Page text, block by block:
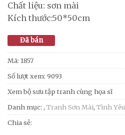
Chất liệu: sơn mài
Kích thước:50*50cm
Đã bán
Mã: 1857
Số lượt xem: 9093
Xem bộ sưu tập tranh cùng họa sĩ
Danh mục: , Tranh Sơn Mài, Tình Yêu
Chia sẻ: